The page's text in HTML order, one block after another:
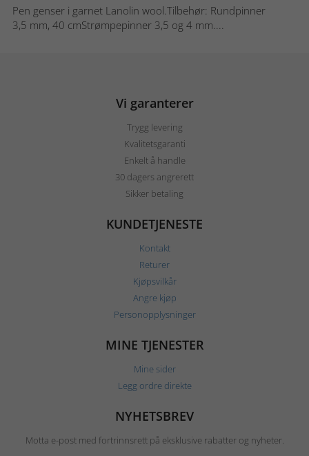
Pen genser i garnet Lanolin wool.Tilbehør: Rundpinner
3,5 mm, 40 cmStrømpepinner 3,5 og 4 mm....
Vi garanterer
Trygg levering
Kvalitetsgaranti
Enkelt å handle
30 dagers angrerett
Sikker betaling
KUNDETJENESTE
Kontakt
Returer
Kjøpsvilkår
Angre kjøp
Personopplysninger
MINE TJENESTER
Mine sider
Legg ordre direkte
NYHETSBREV
Motta e-post med fortrinnsrett på eksklusive rabatter og nyheter.